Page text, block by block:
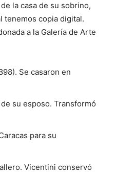
la casa de su sobrino,
tenemos copia digital.
a la Galería de Arte
Se casaron en
su esposo. Transformó
para su
Vicentini conservó